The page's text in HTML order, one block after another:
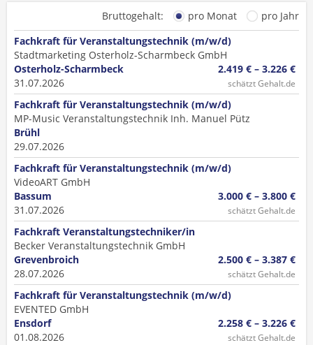
Bruttogehalt: pro Monat
pro Jahr
Fachkraft für Veranstaltungstechnik (m/w/d)
Stadtmarketing Osterholz-Scharmbeck GmbH
Osterholz-Scharmbeck
31.07.2026
2.419 € – 3.226 €
schätzt Gehalt.de
Fachkraft für Veranstaltungstechnik (m/w/d)
MP-Music Veranstaltungstechnik Inh. Manuel Pütz
Brühl
29.07.2026
Fachkraft für Veranstaltungstechnik (m/w/d)
VideoART GmbH
Bassum
31.07.2026
3.000 € – 3.800 €
schätzt Gehalt.de
Fachkraft Veranstaltungstechniker/in
Becker Veranstaltungstechnik GmbH
Grevenbroich
28.07.2026
2.500 € – 3.387 €
schätzt Gehalt.de
Fachkraft für Veranstaltungstechnik (m/w/d)
EVENTED GmbH
Ensdorf
01.08.2026
2.258 € – 3.226 €
schätzt Gehalt.de